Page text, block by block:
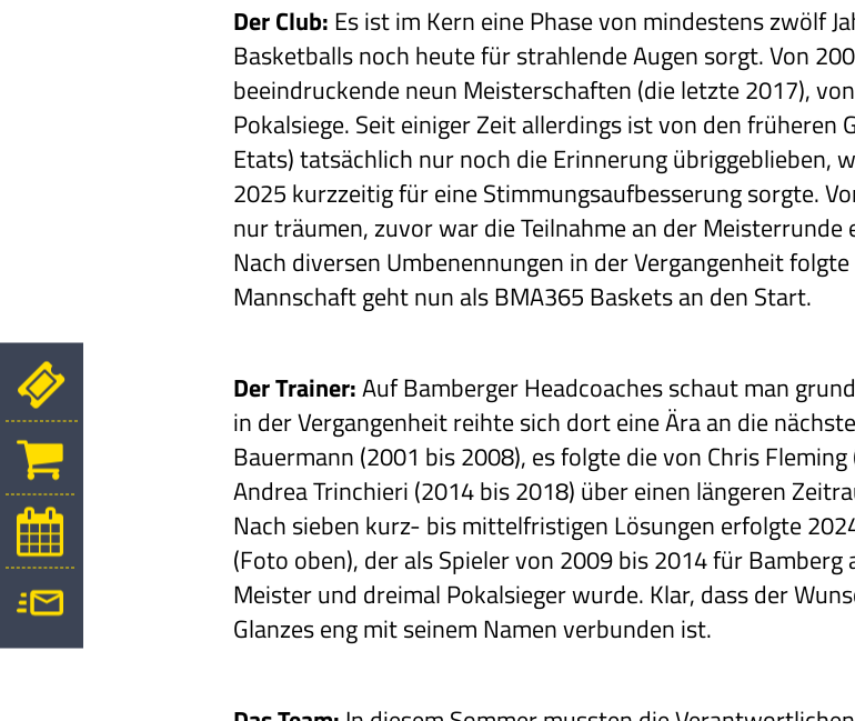
Der Club: Es ist im Kern eine Phase von mindestens zwölf
Basketballs noch heute für strahlende Augen sorgt. Von
beeindruckende neun Meisterschaften (die letzte 2017),
Pokalsiege. Seit einiger Zeit allerdings ist von den früheren
Etats) tatsächlich nur noch die Erinnerung übriggeblieben,
2025 kurzzeitig für eine Stimmungsaufbesserung sorgte.
nur träumen, zuvor war die Teilnahme an der
Nach diversen Umbenennungen in der Vergangenheit
Mannschaft geht nun als BMA365 Baskets an den Start.
Der Trainer:Auf Bamberger Headcoaches schaut man
in der Vergangenheit reihte sich dort eine Ära an die
Bauermann (2001 bis 2008), es folgte die von Chris
Andrea Trinchieri (2014 bis 2018) über einen längeren
Nach sieben kurz- bis mittelfristigen Lösungen erfolgte
(Foto oben), der als Spieler von 2009 bis 2014 für
Meister und dreimal Pokalsieger wurde. Klar, dass der
Glanzes eng mit seinem Namen verbunden ist.